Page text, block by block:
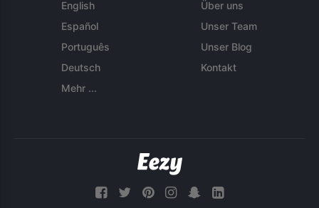
English
Español
Português
Deutsch
Mehr ...
Über uns
Unser Team
Unser Blog
Kontakt